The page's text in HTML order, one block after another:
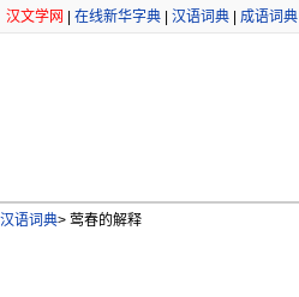
汉文学网 在线新华字典 汉语词典 成语词典
汉语词典> 莺春的解释